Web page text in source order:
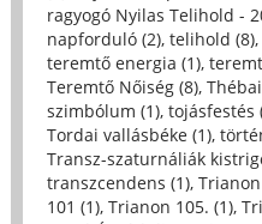
ragyogó Nyilas Telihold -
napforduló (2), telihold (8),
teremtő energia (1),
Teremtő Nőiség (8),
szimbólum (1), tojásfestés
Tordai vallásbéke (1),
Transz-szaturnáliák
transzcendens (1),
101 (1), Trianon 105. (1),